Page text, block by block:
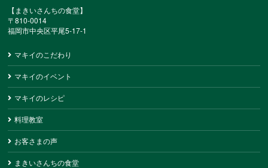
【まきいさんちの食堂】
〒810-0014
福岡市中央区平尾5-17-1
マキイのこだわり
マキイのイベント
マキイのレシピ
料理教室
お客さまの声
まきいさんちの食堂